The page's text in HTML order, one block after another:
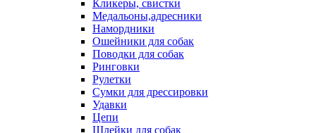
Кликеры, свистки
Медальоны,адресники
Намордники
Ошейники для собак
Поводки для собак
Ринговки
Рулетки
Сумки для дрессировки
Удавки
Цепи
Шлейки для собак